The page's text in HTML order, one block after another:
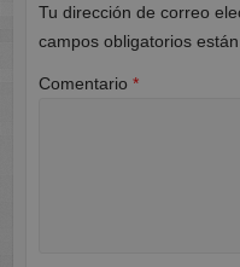
Tu dirección de correo
campos obligatorios
Comentario *